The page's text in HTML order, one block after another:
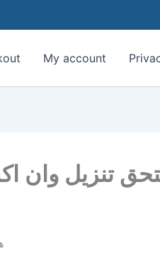
My account
تنزيل وان